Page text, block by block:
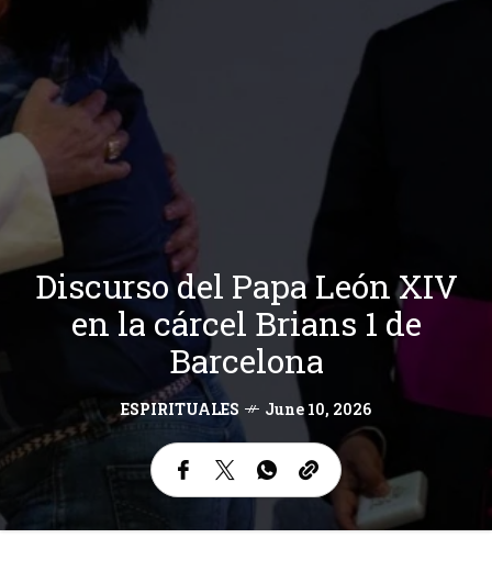
Discurso del Papa León XIV
en la cárcel Brians 1 de
Barcelona
ESPIRITUALES June 10, 2026